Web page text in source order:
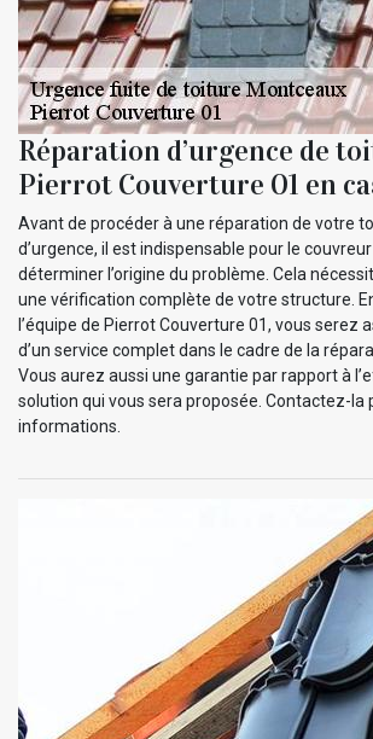
Réparation d’urgence de
Pierrot Couverture 01 en
Avant de procéder à une réparation de votre
d’urgence, il est indispensable pour le
déterminer l’origine du problème. Cela
une vérification complète de votre structure.
l’équipe de Pierrot Couverture 01, vous serez
d’un service complet dans le cadre de la
Vous aurez aussi une garantie par rapport à
solution qui vous sera proposée. Contactez-la
informations.